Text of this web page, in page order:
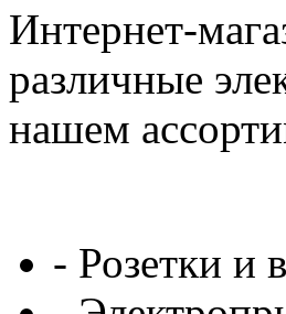
Интернет-
различные
нашем
- Розетки и